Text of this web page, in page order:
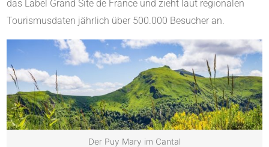
das Label Grand Site de France und zieht laut regionalen
Tourismusdaten jährlich über 500.000 Besucher an.
Der Puy Mary im Cantal